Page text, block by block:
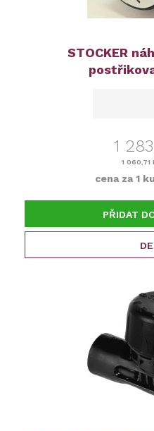
STOCKER
1
1 060,71
cena za 1
PŘIDAT